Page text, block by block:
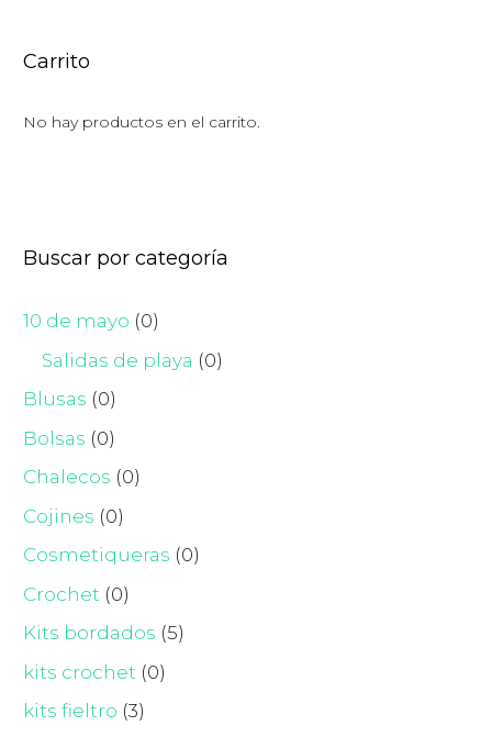
Carrito
No hay productos en el carrito.
Buscar por categoría
10 de mayo (0)
Salidas de playa (0)
Blusas (0)
Bolsas (0)
Chalecos (0)
Cojines (0)
Cosmetiqueras (0)
Crochet (0)
Kits bordados (5)
kits crochet (0)
kits fieltro (3)